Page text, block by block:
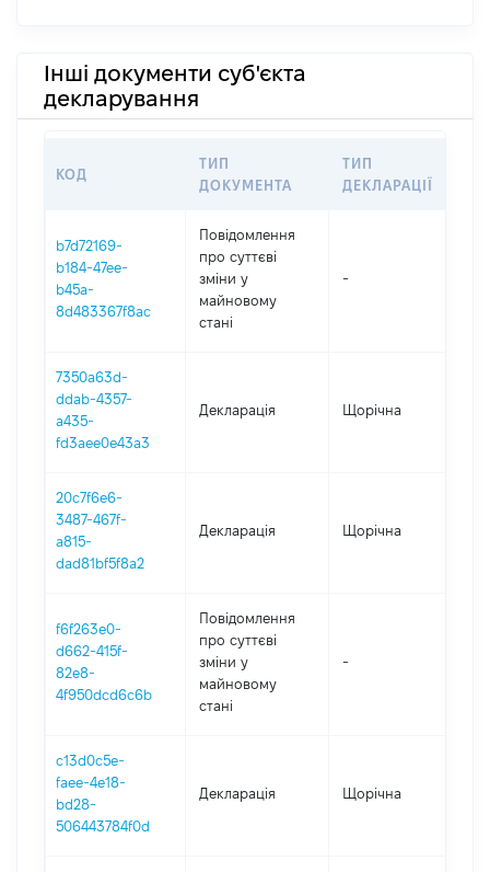
Інші документи суб'єкта
декларування
КОД
ТИП
ДОКУМЕНТА
ТИП
ДЕКЛАРАЦІЇ
b7d72169-
b184-47ee-
b45a-
8d483367f8ac
Повідомлення
про суттєві
зміни y
майновому
стані
-
7350a63d-
ddab-4357-
a435-
fd3aee0e43a3
Декларація Щорічна
20c7f6e6-
3487-467f-
a815-
dad81bf5f8a2
Декларація Щорічна
f6f263e0-
d662-415f-
82e8-
4f950dcd6c6b
Повідомлення
про суттєві
зміни y
майновому
стані
-
c13d0c5e-
faee-4e18-
bd28-
506443784f0d
Декларація Щорічна